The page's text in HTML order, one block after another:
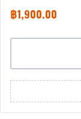
฿1,900.00